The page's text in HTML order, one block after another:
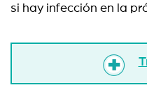
si hay infección en la